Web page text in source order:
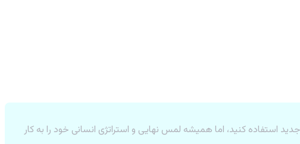
استفاده کنید، اما همیشه لمس نهایی و استراتژی انسانی خود را به کار